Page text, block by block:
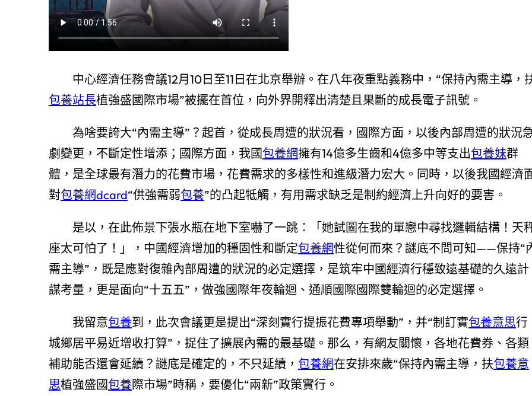
中心經濟任務會議12月10日至11日在北京舉辦。在八年夜重點義務中，“保持內需主導，
包養站長植強盛國際市場”被擺在首位，向外界開釋出清楚且果斷的成長電子訊號。
為啥要誇大“內需主導”？起首，從成長周遭的狀況看，國際方面，以後內部周遭的狀況
劇變更，不斷定性增添；國際方面，我國包養網擁有14億多生齒和4億多中等支出包養妹群
體，是全球最有潛力的花費市場，花費需求的多樣性和進級潛力宏大。同時，以後我國經濟
對包養網dcard“供強需弱包養”的凸起牴觸，有用需求缺乏是制約經濟上升向好的要害。
是以，在此佈景下張水瓶在地下室嚇了一跳：「她試圖在我的單戀中尋找邏輯結構！天
座太可怕了！」，中國經濟增加的穩固性和斷定包養網性從何而來？謎底不問可知——保持“
需主導”，既是應對復雜內部周遭的狀況的必定選擇，是筑牢中國經濟行穩致遠基礎的久遠計
謀考量，更是面向“十五五”，做強國際年夜輪迴、通順國際國際雙輪迴的必定選擇。
我留意包養到，此次會議更是提出“深刻實行提振花費專項舉動”，并“制訂實包養意思行
城鄉居平易近增收打算”，捉住了擴展內需的最基礎。那么，有網友關懷，各地花費券、各類
補助能否還會延續？謎底是確定的，不只延續， 包養網在安排來歲“保持內需主導，扶包養意
思植強盛國包養際市場”時稱，要優化“兩新”政策實行。